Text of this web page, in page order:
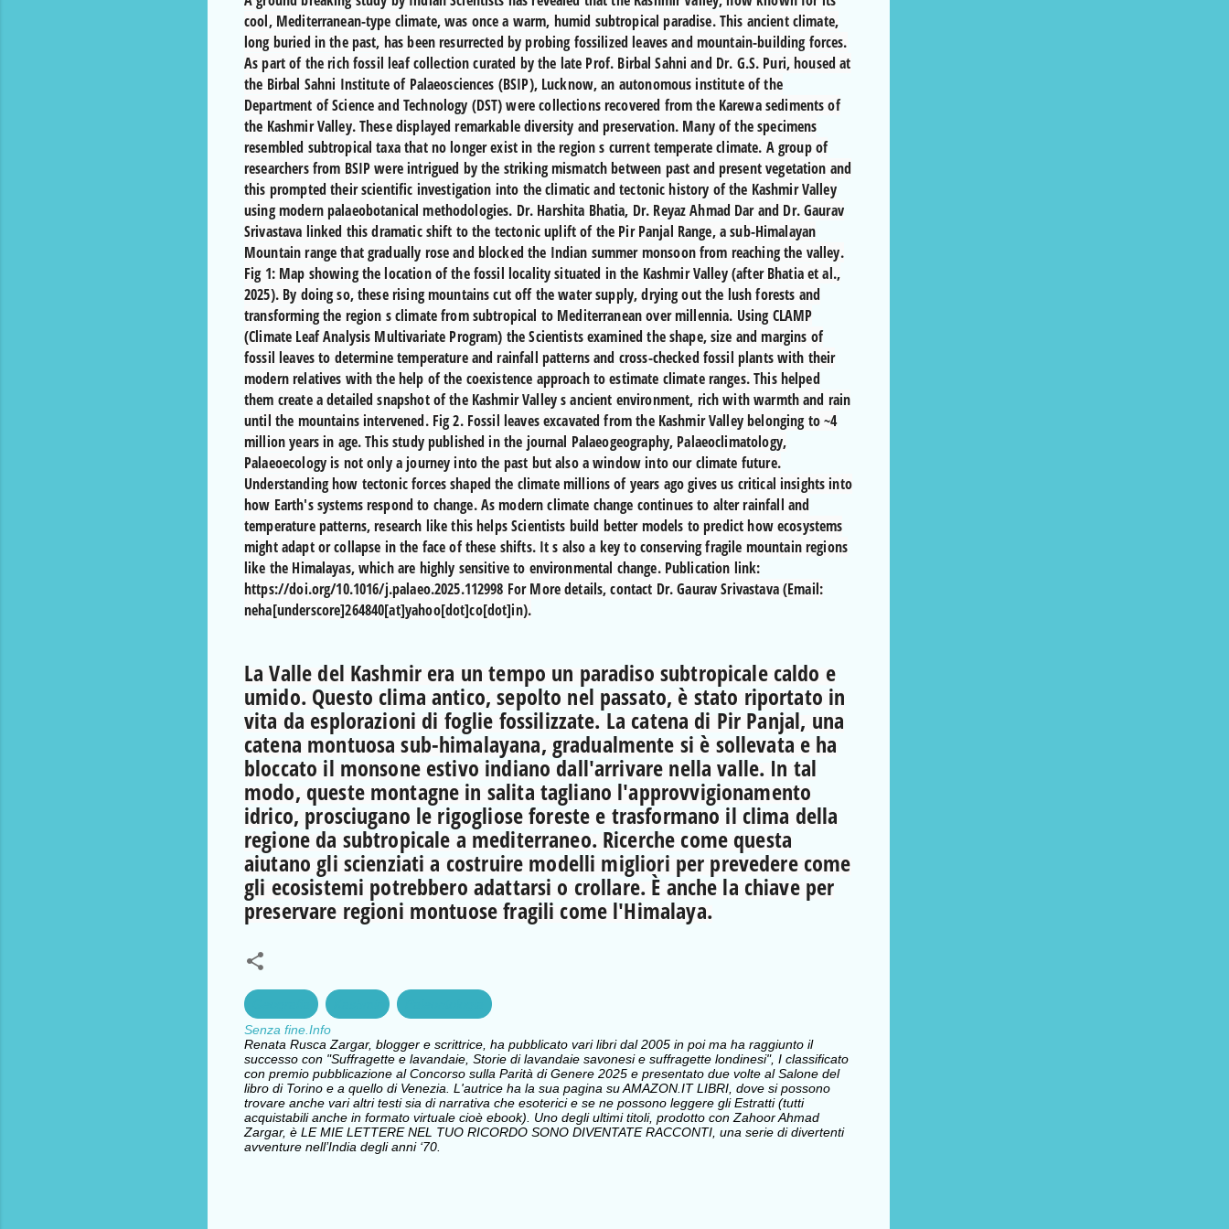
cool, Mediterranean-type climate, was once a warm, humid subtropical paradise. This ancient climate,
long buried in the past, has been resurrected by probing fossilized leaves and mountain-building forces.
As part of the rich fossil leaf collection curated by the late Prof. Birbal Sahni and Dr. G.S. Puri, housed at
the Birbal Sahni Institute of Palaeosciences (BSIP), Lucknow, an autonomous institute of the
Department of Science and Technology (DST) were collections recovered from the Karewa sediments of
the Kashmir Valley. These displayed remarkable diversity and preservation. Many of the specimens
resembled subtropical taxa that no longer exist in the region s current temperate climate. A group of
researchers from BSIP were intrigued by the striking mismatch between past and present vegetation and
this prompted their scientific investigation into the climatic and tectonic history of the Kashmir Valley
using modern palaeobotanical methodologies. Dr. Harshita Bhatia, Dr. Reyaz Ahmad Dar and Dr. Gaurav
Srivastava linked this dramatic shift to the tectonic uplift of the Pir Panjal Range, a sub-Himalayan
Mountain range that gradually rose and blocked the Indian summer monsoon from reaching the valley.
Fig 1: Map showing the location of the fossil locality situated in the Kashmir Valley (after Bhatia et al.,
2025). By doing so, these rising mountains cut off the water supply, drying out the lush forests and
transforming the region s climate from subtropical to Mediterranean over millennia. Using CLAMP
(Climate Leaf Analysis Multivariate Program) the Scientists examined the shape, size and margins of
fossil leaves to determine temperature and rainfall patterns and cross-checked fossil plants with their
modern relatives with the help of the coexistence approach to estimate climate ranges. This helped
them create a detailed snapshot of the Kashmir Valley s ancient environment, rich with warmth and rain
until the mountains intervened. Fig 2. Fossil leaves excavated from the Kashmir Valley belonging to ~4
million years in age. This study published in the journal Palaeogeography, Palaeoclimatology,
Palaeoecology is not only a journey into the past but also a window into our climate future.
Understanding how tectonic forces shaped the climate millions of years ago gives us critical insights into
how Earth's systems respond to change. As modern climate change continues to alter rainfall and
temperature patterns, research like this helps Scientists build better models to predict how ecosystems
might adapt or collapse in the face of these shifts. It s also a key to conserving fragile mountain regions
like the Himalayas, which are highly sensitive to environmental change. Publication link:
https://doi.org/10.1016/j.palaeo.2025.112998 For More details, contact Dr. Gaurav Srivastava (Email:
neha[underscore]264840[at]yahoo[dot]co[dot]in).
La Valle del Kashmir era un tempo un paradiso subtropicale caldo e
umido. Questo clima antico, sepolto nel passato, è stato riportato in
vita da esplorazioni di foglie fossilizzate. La catena di Pir Panjal, una
catena montuosa sub-himalayana, gradualmente si è sollevata e ha
bloccato il monsone estivo indiano dall'arrivare nella valle. In tal
modo, queste montagne in salita tagliano l'approvvigionamento
idrico, prosciugano le rigogliose foreste e trasformano il clima della
regione da subtropicale a mediterraneo. Ricerche come questa
aiutano gli scienziati a costruire modelli migliori per prevedere come
gli ecosistemi potrebbero adattarsi o crollare. È anche la chiave per
preservare regioni montuose fragili come l'Himalaya.
Senza fine.Info
Renata Rusca Zargar, blogger e scrittrice, ha pubblicato vari libri dal 2005 in poi ma ha raggiunto il
successo con "Suffragette e lavandaie, Storie di lavandaie savonesi e suffragette londinesi", I classificato
con premio pubblicazione al Concorso sulla Parità di Genere 2025 e presentato due volte al Salone del
libro di Torino e a quello di Venezia. L'autrice ha la sua pagina su AMAZON.IT LIBRI, dove si possono
trovare anche vari altri testi sia di narrativa che esoterici e se ne possono leggere gli Estratti (tutti
acquistabili anche in formato virtuale cioè ebook). Uno degli ultimi titoli, prodotto con Zahoor Ahmad
Zargar, è LE MIE LETTERE NEL TUO RICORDO SONO DIVENTATE RACCONTI, una serie di divertenti
avventure nell’India degli anni ‘70.